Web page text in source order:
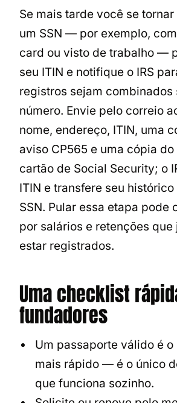
Se mais tarde você se
um SSN — por exemplo,
card ou visto de trabalho —
seu ITIN e notifique o IRS
registros sejam combinados
número. Envie pelo correio
nome, endereço, ITIN, uma
aviso CP565 e uma cópia
cartão de Social Security; o
ITIN e transfere seu
SSN. Pular essa etapa pode
por salários e retenções que
estar registrados.
Uma checklist
fundadores
Um passaporte válido é o
mais rápido — é o único
que funciona sozinho.